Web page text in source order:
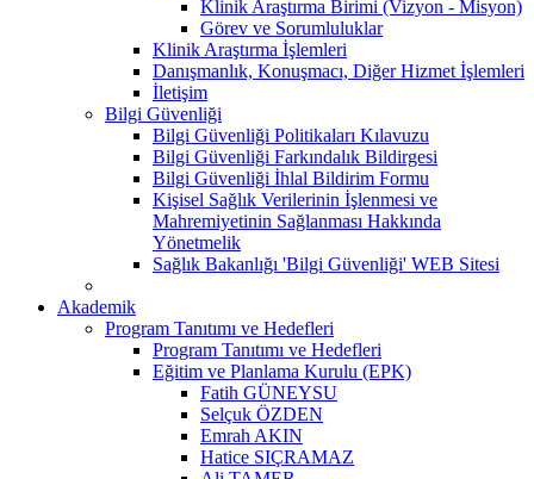
Klinik Araştırma Birimi (Vizyon - Misyon)
Görev ve Sorumluluklar
Klinik Araştırma İşlemleri
Danışmanlık, Konuşmacı, Diğer Hizmet İşlemleri
İletişim
Bilgi Güvenliği
Bilgi Güvenliği Politikaları Kılavuzu
Bilgi Güvenliği Farkındalık Bildirgesi
Bilgi Güvenliği İhlal Bildirim Formu
Kişisel Sağlık Verilerinin İşlenmesi ve
Mahremiyetinin Sağlanması Hakkında
Yönetmelik
Sağlık Bakanlığı 'Bilgi Güvenliği' WEB Sitesi
Akademik
Program Tanıtımı ve Hedefleri
Program Tanıtımı ve Hedefleri
Eğitim ve Planlama Kurulu (EPK)
Fatih GÜNEYSU
Selçuk ÖZDEN
Emrah AKIN
Hatice SIÇRAMAZ